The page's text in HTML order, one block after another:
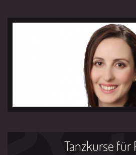
Tanzkurse für